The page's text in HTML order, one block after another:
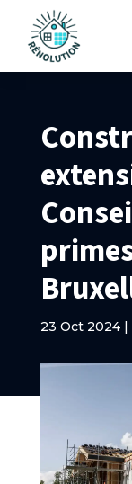
23 Oct 2024|